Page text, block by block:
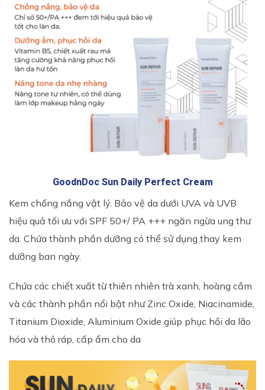
GoodnDoc Sun Daily Perfect Cream
Kem chống nắng vật lý. Bảo vệ da dưới UVA và UVB
hiệu quả tối ưu với SPF 50+/ PA +++ ngăn ngừa ung thư
da. Chứa thành phần dưỡng có thể sử dụng thay kem
dưỡng ban ngày.
Chứa các chiết xuất từ thiên nhiên trà xanh, hoàng cầm
và các thành phần nổi bật như Zinc Oxide, Niacinamide,
Titanium Dioxide, Aluminium Oxide giúp phục hồi da lão
hóa và thô ráp, cấp ẩm cho da